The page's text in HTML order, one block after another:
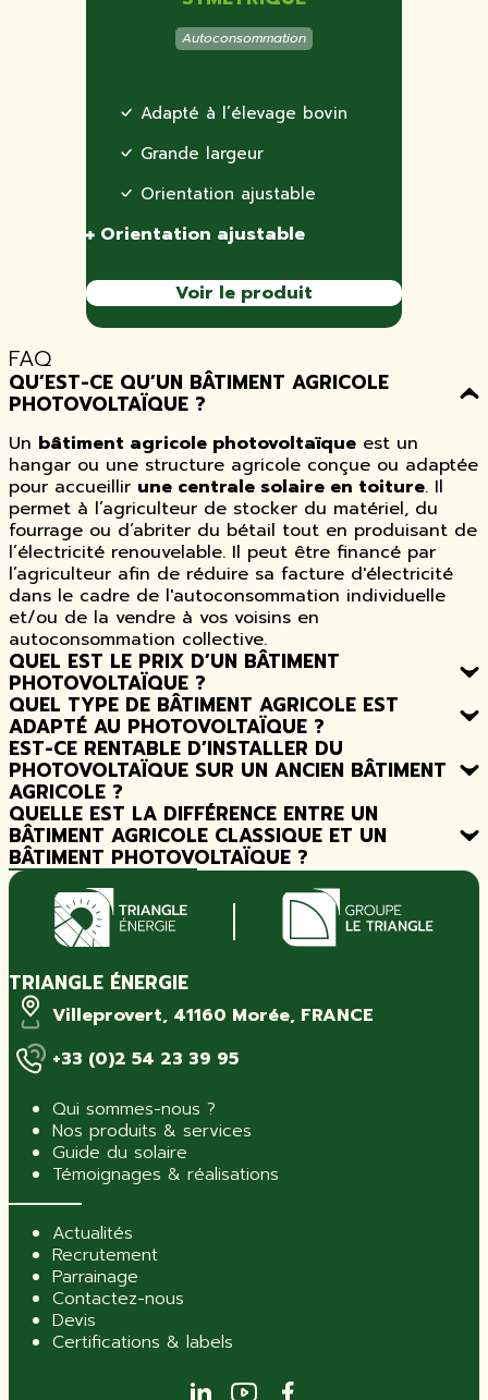
Autoconsommation
Adapté à l’élevage bovin
Grande largeur
Orientation ajustable
Orientation ajustable
Voir le produit
FAQ
QU’EST-CE QU’UN BÂTIMENT AGRICOLE
PHOTOVOLTAÏQUE ?
Un bâtiment agricole photovoltaïque est un
hangar ou une structure agricole conçue ou adaptée
pour accueillir une centrale solaire en toiture. Il
permet à l’agriculteur de stocker du matériel, du
fourrage ou d’abriter du bétail tout en produisant de
l’électricité renouvelable. Il peut être financé par
l’agriculteur afin de réduire sa facture d'électricité
dans le cadre de l'autoconsommation individuelle
et/ou de la vendre à vos voisins en
autoconsommation collective.
QUEL EST LE PRIX D’UN BÂTIMENT
PHOTOVOLTAÏQUE ?
QUEL TYPE DE BÂTIMENT AGRICOLE EST
ADAPTÉ AU PHOTOVOLTAÏQUE ?
EST-CE RENTABLE D’INSTALLER DU
PHOTOVOLTAÏQUE SUR UN ANCIEN BÂTIMENT
AGRICOLE ?
QUELLE EST LA DIFFÉRENCE ENTRE UN
BÂTIMENT AGRICOLE CLASSIQUE ET UN
BÂTIMENT PHOTOVOLTAÏQUE ?
TRIANGLE ÉNERGIE
Villeprovert, 41160 Morée, FRANCE
+33 (0)2 54 23 39 95
Qui sommes-nous ?
Nos produits & services
Guide du solaire
Témoignages & réalisations
Actualités
Recrutement
Parrainage
Contactez-nous
Devis
Certifications & labels